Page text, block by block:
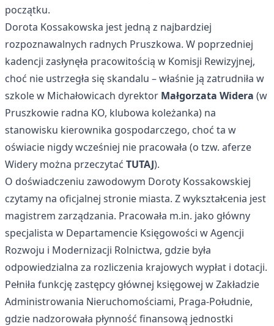
początku.
Dorota Kossakowska jest jedną z najbardziej
rozpoznawalnych radnych Pruszkowa. W poprzedniej
kadencji zasłynęła pracowitością w Komisji Rewizyjnej,
choć nie ustrzegła się skandalu – właśnie ją zatrudniła w
szkole w Michałowicach dyrektor Małgorzata Widera (w
Pruszkowie radna KO, klubowa koleżanka) na
stanowisku kierownika gospodarczego, choć ta w
oświacie nigdy wcześniej nie pracowała (o tzw. aferze
Widery można przeczytać TUTAJ).
O doświadczeniu zawodowym Doroty Kossakowskiej
czytamy na oficjalnej stronie miasta. Z wykształcenia jest
magistrem zarządzania. Pracowała m.in. jako główny
specjalista w Departamencie Księgowości w Agencji
Rozwoju i Modernizacji Rolnictwa, gdzie była
odpowiedzialna za rozliczenia krajowych wypłat i dotacji.
Pełniła funkcję zastępcy głównej księgowej w Zakładzie
Administrowania Nieruchomościami, Praga-Południe,
gdzie nadzorowała płynność finansową jednostki